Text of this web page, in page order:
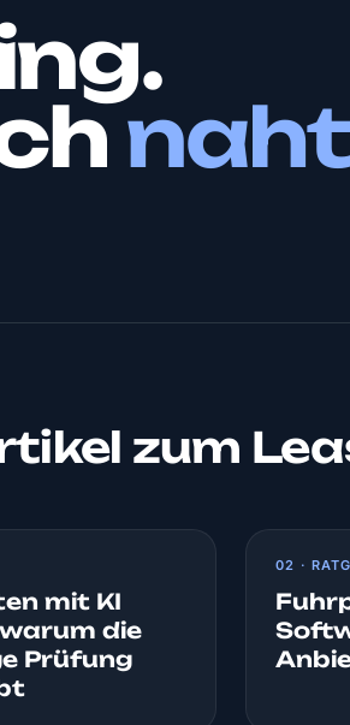
zum
mit KI
die
Prüfung
02 ·